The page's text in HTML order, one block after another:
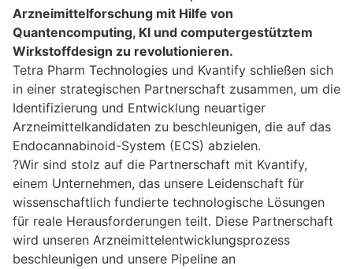
Arzneimittelforschung mit Hilfe von
Quantencomputing, KI und computergestütztem
Wirkstoffdesign zu revolutionieren.
Tetra Pharm Technologies und Kvantify schließen sich
in einer strategischen Partnerschaft zusammen, um die
Identifizierung und Entwicklung neuartiger
Arzneimittelkandidaten zu beschleunigen, die auf das
Endocannabinoid-System (ECS) abzielen.
?Wir sind stolz auf die Partnerschaft mit Kvantify,
einem Unternehmen, das unsere Leidenschaft für
wissenschaftlich fundierte technologische Lösungen
für reale Herausforderungen teilt. Diese Partnerschaft
wird unseren Arzneimittelentwicklungsprozess
beschleunigen und unsere Pipeline an